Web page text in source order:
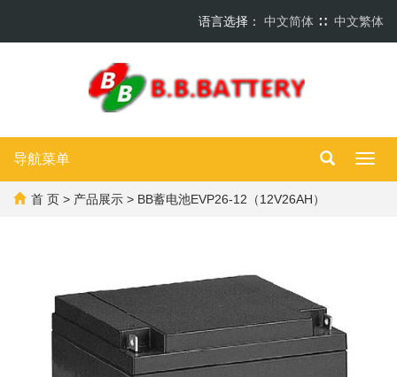
语言选择： 中文简体 ∷ 中文繁体
导航菜单
首 页 > 产品展示 > BB蓄电池EVP26-12（12V26AH）